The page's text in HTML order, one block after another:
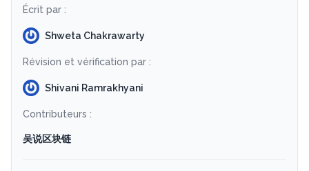
Écrit par :
Shweta Chakrawarty
Révision et vérification par :
Shivani Ramrakhyani
Contributeurs :
吴说区块链